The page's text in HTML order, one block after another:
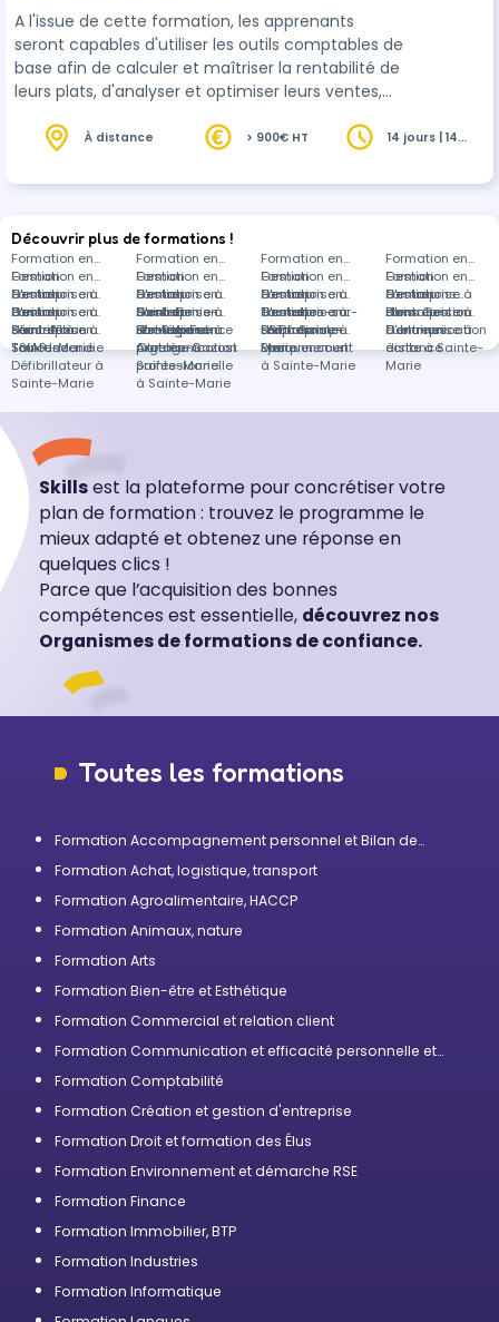
A l'issue de cette formation, les apprenants
seront capables d'utiliser les outils comptables de
base afin de calculer et maîtriser la rentabilité de
leurs plats, d'analyser et optimiser leurs ventes,
respectant les règles de base.
À distance > 900€ HT
14 jours | 14
Découvrir plus de formations !
Formation en
Gestion
d'entreprise à
Paris
Formation en
Gestion
d'entreprise à
Saint-Denis-
lès-Rebais
Formation en
Gestion
d'entreprise à
Tourrettes-sur-
Loup
Formation en
Gestion
d'entreprise à
Blois
Formation en
Gestion
d'entreprise à
Saint-Alban
Formation en
Gestion
d'entreprise à
Fort-de-France
Formation en
Gestion
d'entreprise à
Le Chesnay-
Rocquencourt
Formation en
Gestion
d'entreprise à
Fublaines
Formation en
Gestion
d'entreprise à
Toulouse
Formation en
Gestion
d'entreprise à
Argelès-Gazost
Formation en
Gestion
d'entreprise à
Lyon
Formations
dans Gestion
d'entreprise à
distance
Formation en
Sécurité à
Sainte-Marie
Formation en
Stratégie et
pilotage à
Sainte-Marie
Formation en
SST à Sainte-
Marie
Formation en
Communication
écrite à Sainte-
Marie
Formation en
SSIAP Incendie
Défibrillateur à
Sainte-Marie
Formation en
Communication
professionnelle
à Sainte-Marie
Formation en
Environnement
à Sainte-Marie
Skillsest la plateforme pour concrétiser votre
plan de formation : trouvez le programme le
mieux adapté et obtenez une réponse en
quelques clics !
Parce que l’acquisition des bonnes
compétences est essentielle, découvrez nos
Organismes de formations de confiance.
Toutes les formations
Formation Accompagnement personnel et Bilan de
Formation Achat, logistique, transport
Formation Agroalimentaire, HACCP
Formation Animaux, nature
Formation Arts
Formation Bien-être et Esthétique
Formation Commercial et relation client
Formation Communication et efficacité personnelle et
Formation Comptabilité
Formation Création et gestion d'entreprise
Formation Droit et formation des Élus
Formation Environnement et démarche RSE
Formation Finance
Formation Immobilier, BTP
Formation Industries
Formation Informatique